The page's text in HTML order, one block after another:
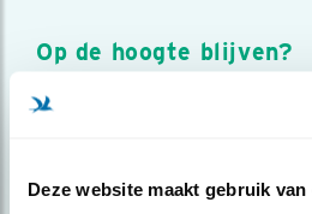
Deze website maakt gebruik van
Op de hoogte blijven?
Meld je aan en ontvang nieuws,
over vogels en activiteiten van